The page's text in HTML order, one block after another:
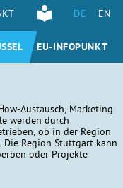
DE EN
EU-INFOPUNKT
Austausch, Marketing
werden durch
ob in der Region
Region Stuttgart kann
oder Projekte